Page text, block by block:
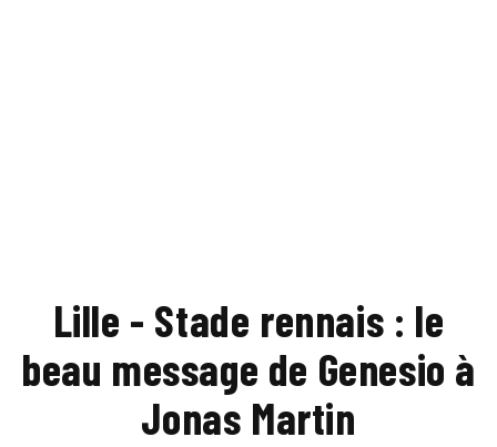
Lille - Stade rennais : le
beau message de Genesio à
Jonas Martin